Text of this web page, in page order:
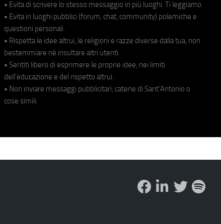
• Evita di scrivere lo stesso messaggio in più luoghi. Ti leggiamo.
• Evita in luoghi pubblici (forum, chat, community) polemiche e
questioni personali.
• Rispetta le idee altrui, le religioni e razze diverse dalla tua, non
bestemmiare né insultare altri utenti.
• Sentiti libero di esprimere le proprie idee, nei limiti
dell'educazione e del rispetto altrui.
• Non inviare messaggi pubblicitari, catene di Sant'Antonio o
cose simili.